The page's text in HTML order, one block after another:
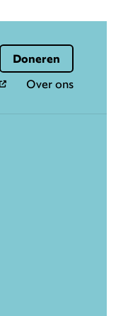
Over ons
Doneren